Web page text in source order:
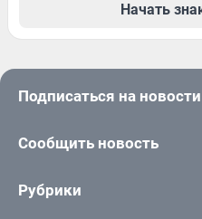
Начать
Подписаться на новости
Сообщить новость
Рубрики